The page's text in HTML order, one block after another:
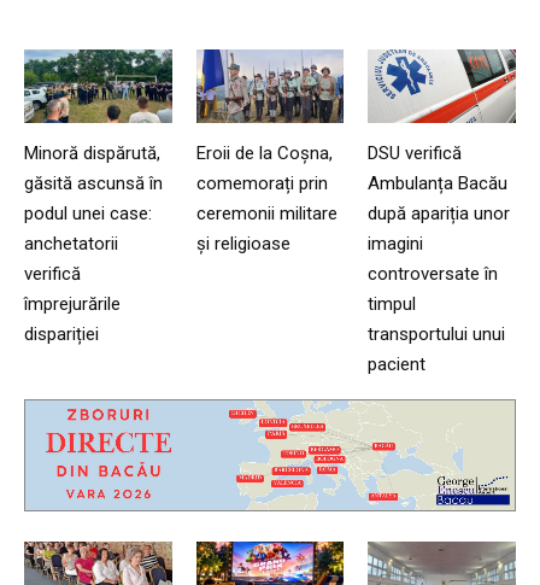
Minoră dispărută,
găsită ascunsă în
podul unei case:
anchetatorii
verifică
împrejurările
dispariției
Eroii de la Coșna,
comemorați prin
ceremonii militare
și religioase
DSU verifică
Ambulanța Bacău
după apariția unor
imagini
controversate în
timpul
transportului unui
pacient